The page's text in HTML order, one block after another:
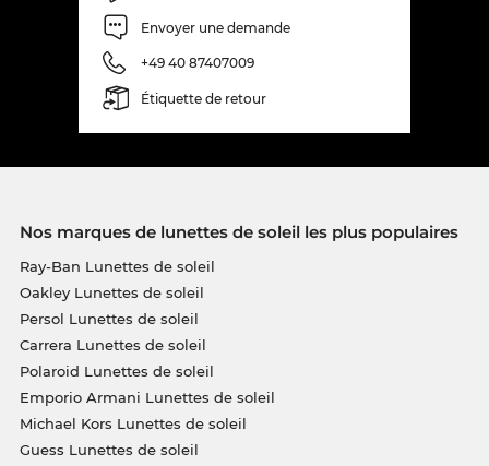
Envoyer une demande
+49 40 87407009
Étiquette de retour
Nos marques de lunettes de soleil les plus populaires
Ray-Ban Lunettes de soleil
Oakley Lunettes de soleil
Persol Lunettes de soleil
Carrera Lunettes de soleil
Polaroid Lunettes de soleil
Emporio Armani Lunettes de soleil
Michael Kors Lunettes de soleil
Guess Lunettes de soleil